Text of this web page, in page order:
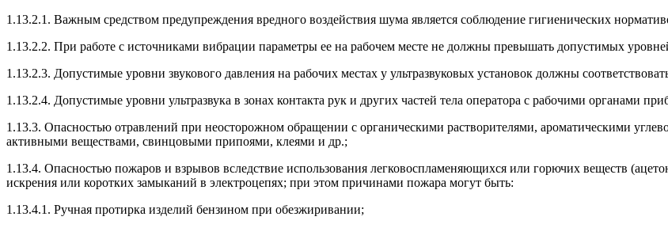
1.13.2.1. Важным средством предупреждения вредного воздействия шума является соблюдение гигиенических
1.13.2.2. При работе с источниками вибрации параметры ее на рабочем месте не должны превышать допустимых
1.13.2.3. Допустимые уровни звукового давления на рабочих местах у ультразвуковых установок должны
1.13.2.4. Допустимые уровни ультразвука в зонах контакта рук и других частей тела оператора с рабочими органами
1.13.3. Опасностью отравлений при неосторожном обращении с органическими растворителями, ароматическими
активными веществами, свинцовыми припоями, клеями и др.;
1.13.4. Опасностью пожаров и взрывов вследствие использования легковоспламеняющихся или горючих веществ
искрения или коротких замыканий в электроцепях; при этом причинами пожара могут быть:
1.13.4.1. Ручная протирка изделий бензином при обезжиривании;